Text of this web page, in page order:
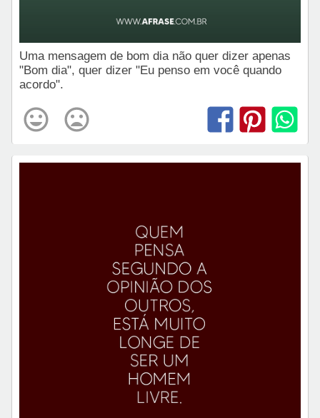
Uma mensagem de bom dia não quer dizer apenas
"Bom dia", quer dizer "Eu penso em você quando
acordo".